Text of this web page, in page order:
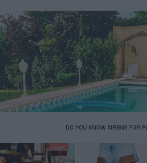
DO YOU KNOW AIRBNB FOR